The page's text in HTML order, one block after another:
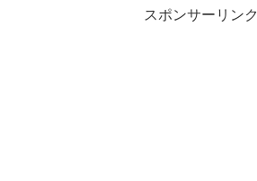
スポンサーリンク